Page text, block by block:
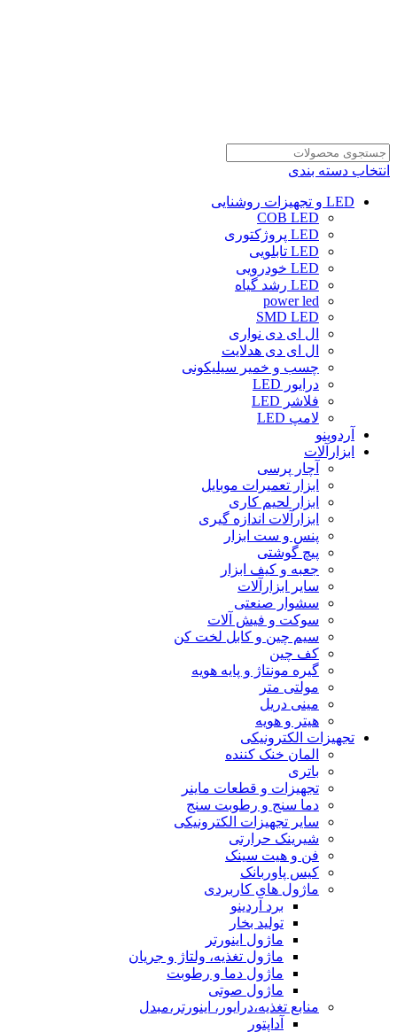
انتخاب دسته بندی
LED و تجهیزات روشنایی
COB LED
LED پروژکتوری
LED تابلویی
LED خودرویی
LED رشد گیاه
power led
SMD LED
ال ای دی نواری
ال ای دی هدلایت
چسب و خمیر سیلیکونی
درایور LED
فلاشر LED
لامپ LED
آردوینو
ابزارآلات
آچار پرسی
ابزار تعمیرات موبایل
ابزار لحیم کاری
ابزارآلات اندازه گیری
پنس و ست ابزار
پیچ گوشتی
جعبه و کیف ابزار
سایر ابزارآلات
سشوار صنعتی
سوکت و فیش آلات
سیم چین و کابل لخت کن
کف چین
گیره مونتاژ و پایه هویه
مولتی متر
مینی دریل
هیتر و هویه
تجهیزات الکترونیکی
المان خنک کننده
باتری
تجهیزات و قطعات ماینر
دما سنج و رطوبت سنج
سایر تجهیزات الکترونیکی
شیرینک حرارتی
فن و هیت سینک
کیس پاوربانک
ماژول های کاربردی
برد آردینو
تولید بخار
ماژول اینورتر
ماژول تغذیه، ولتاژ و جریان
ماژول دما و رطوبت
ماژول صوتی
منابع تغذیه،درایور، اینورتر،مبدل
آداپتور